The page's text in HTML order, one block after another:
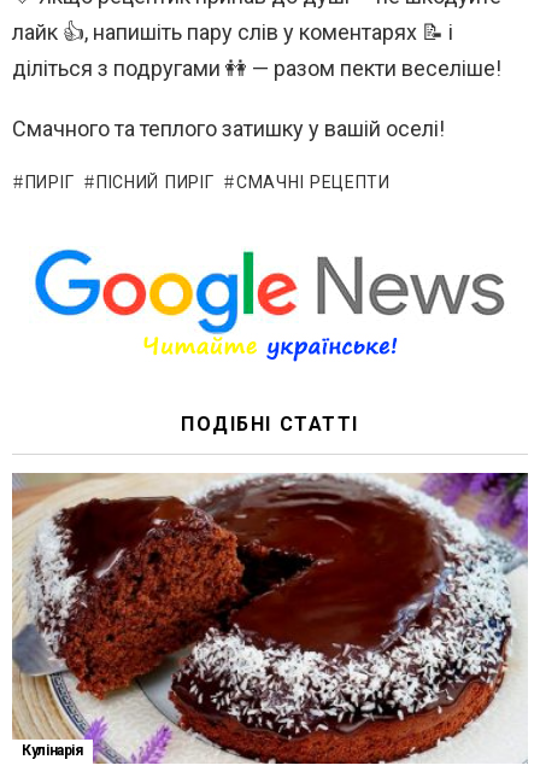
лайк 👍, напишіть пару слів у коментарях 📝 і
діліться з подругами 👭 — разом пекти веселіше!
Смачного та теплого затишку у вашій оселі!
ПИРІГ ПІСНИЙ ПИРІГ СМАЧНІ РЕЦЕПТИ
ПОДІБНІ СТАТТІ
Кулінарія